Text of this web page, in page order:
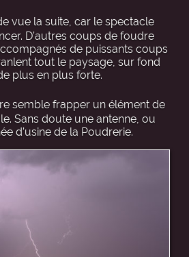
vue la suite, car le spectacle
D’autres coups de foudre
de puissants coups
tout le paysage, sur fond
plus en plus forte.
semble frapper un élément de
Sans doute une antenne, ou
d’usine de la Poudrerie.